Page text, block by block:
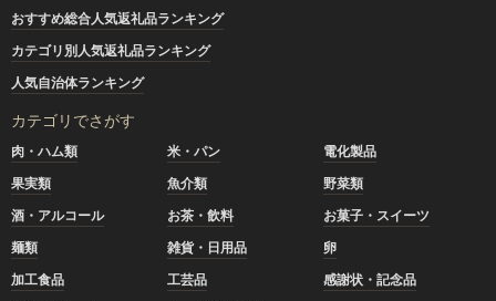
おすすめ総合人気返礼品ランキング
カテゴリ別人気返礼品ランキング
人気自治体ランキング
カテゴリでさがす
肉・ハム類 米・パン
電化製品
果実類
魚介類
野菜類
酒・アルコール
お茶・飲料
お菓子・スイーツ
麺類
雑貨・日用品
卵
加工食品
工芸品
感謝状・記念品